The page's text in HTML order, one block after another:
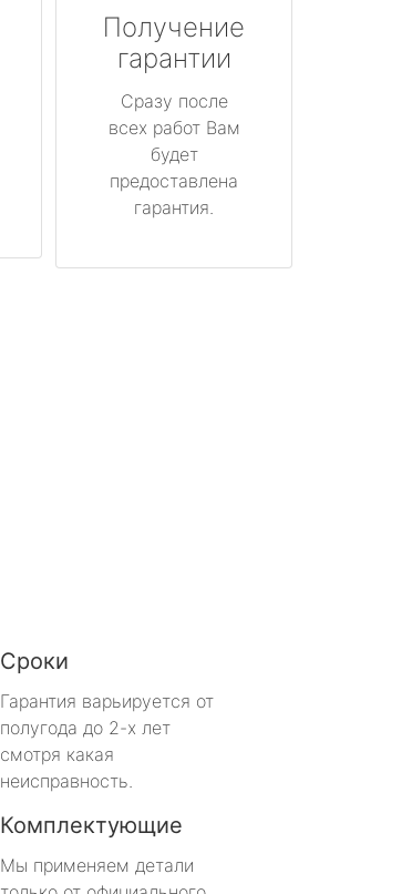
Получение
гарантии
Сразу после
всех работ Вам
будет
предоставлена
гарантия.
Сроки
Гарантия варьируется от
полугода до 2-х лет
смотря какая
неисправность.
Комплектующие
Мы применяем детали